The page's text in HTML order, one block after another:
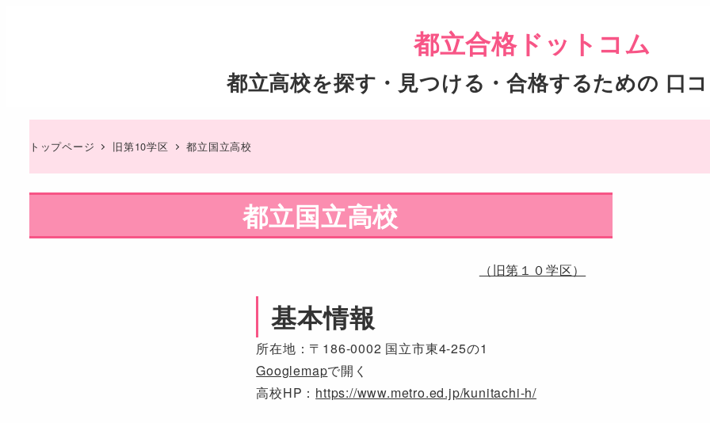
都立合格ドットコム
都立高校を探す・見つける・合格するための 口
トップページ 旧第10学区 都立国立高校
都立国立高校
（旧第１０学区）
基本情報
所在地：〒186-0002 国立市東4-25の1
Googlemapで開く
高校HP： https://www.metro.ed.jp/kunitachi-h/